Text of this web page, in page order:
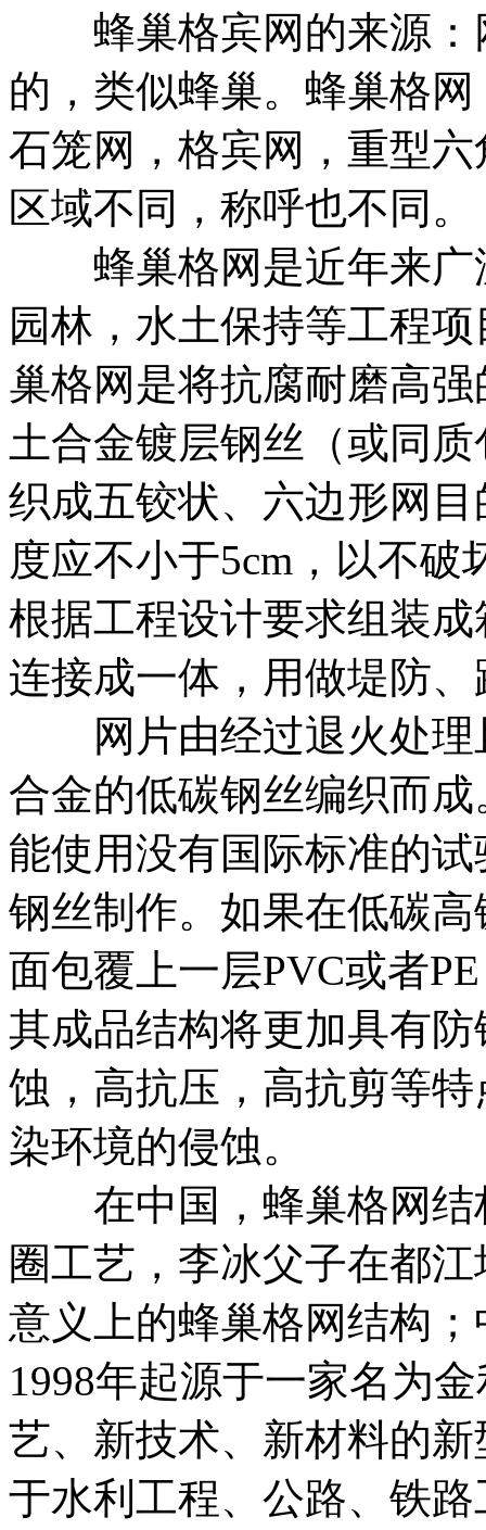
蜂巢格宾网的来源：
的，类似蜂巢。蜂巢格
石笼网，格宾网，重型
区域不同，称呼也不同。
蜂巢格网是近年来广
园林，水土保持等工程
巢格网是将抗腐耐磨高
土合金镀层钢丝（或同
织成五铰状、六边形网
度应不小于5cm，以不
根据工程设计要求组装
连接成一体，用做堤防
网片由经过退火处理
合金的低碳钢丝编织而
能使用没有国际标准的
钢丝制作。如果在低碳
面包覆上一层PVC或者
其成品结构将更加具有
蚀，高抗压，高抗剪等
染环境的侵蚀。
在中国，蜂巢格网结
圈工艺，李冰父子在都
意义上的蜂巢格网结构
1998年起源于一家名为
艺、新技术、新材料的
于水利工程、公路、铁